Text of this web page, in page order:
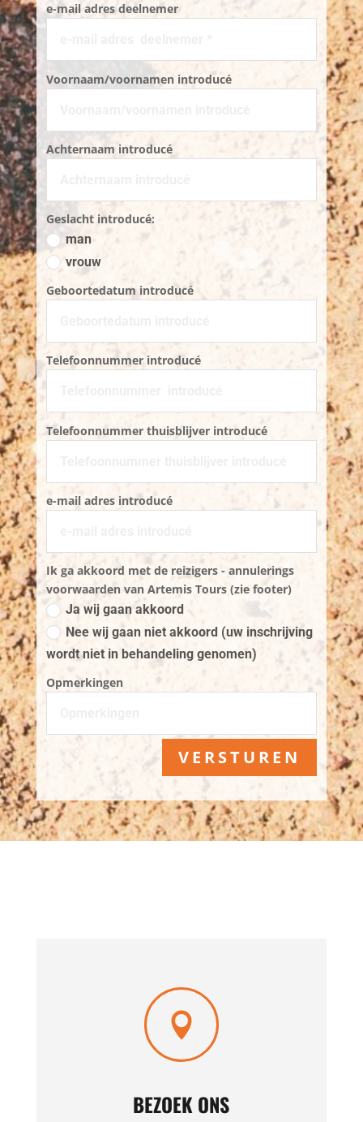
e-mail adres deelnemer
Voornaam/voornamen introducé
Achternaam introducé
Geslacht introducé:
man
vrouw
Geboortedatum introducé
Telefoonnummer introducé
Telefoonnummer thuisblijver introducé
e-mail adres introducé
Ik ga akkoord met de reizigers - annulerings
voorwaarden van Artemis Tours (zie footer)
Ja wij gaan akkoord
Nee wij gaan niet akkoord (uw inschrijving
wordt niet in behandeling genomen)
Opmerkingen
VERSTUREN

BEZOEK ONS